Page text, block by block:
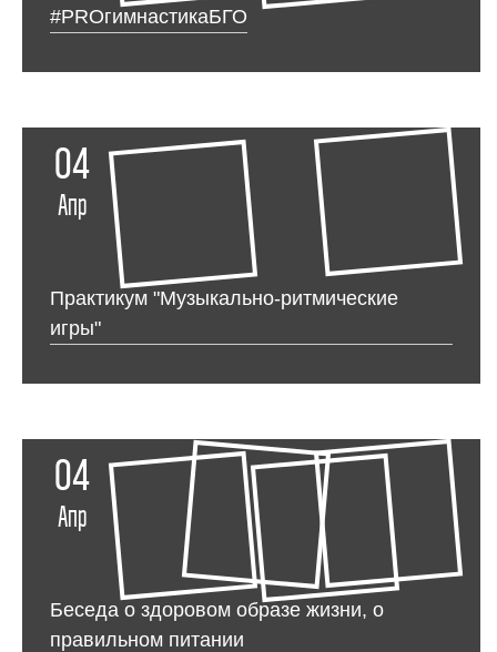
#PROгимнастикаБГО
04
Апр
Практикум "Музыкально-ритмические
игры"
04
Апр
Беседа о здоровом образе жизни, о
правильном питании